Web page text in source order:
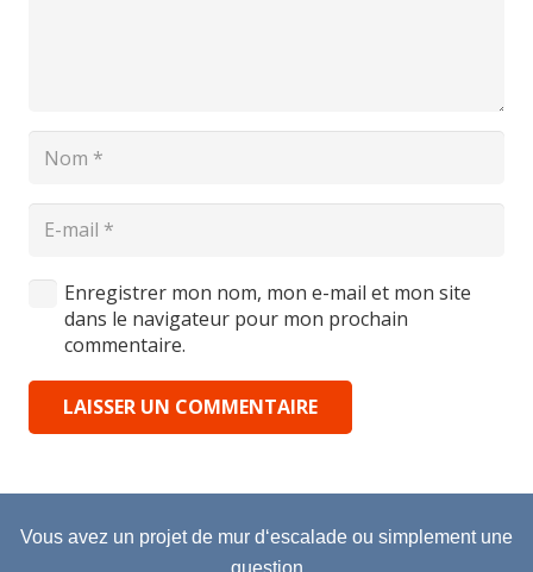
Enregistrer mon nom, mon e-mail et mon site
dans le navigateur pour mon prochain
commentaire.
LAISSER UN COMMENTAIRE
Vous avez un projet de mur d‘escalade ou simplement une
question